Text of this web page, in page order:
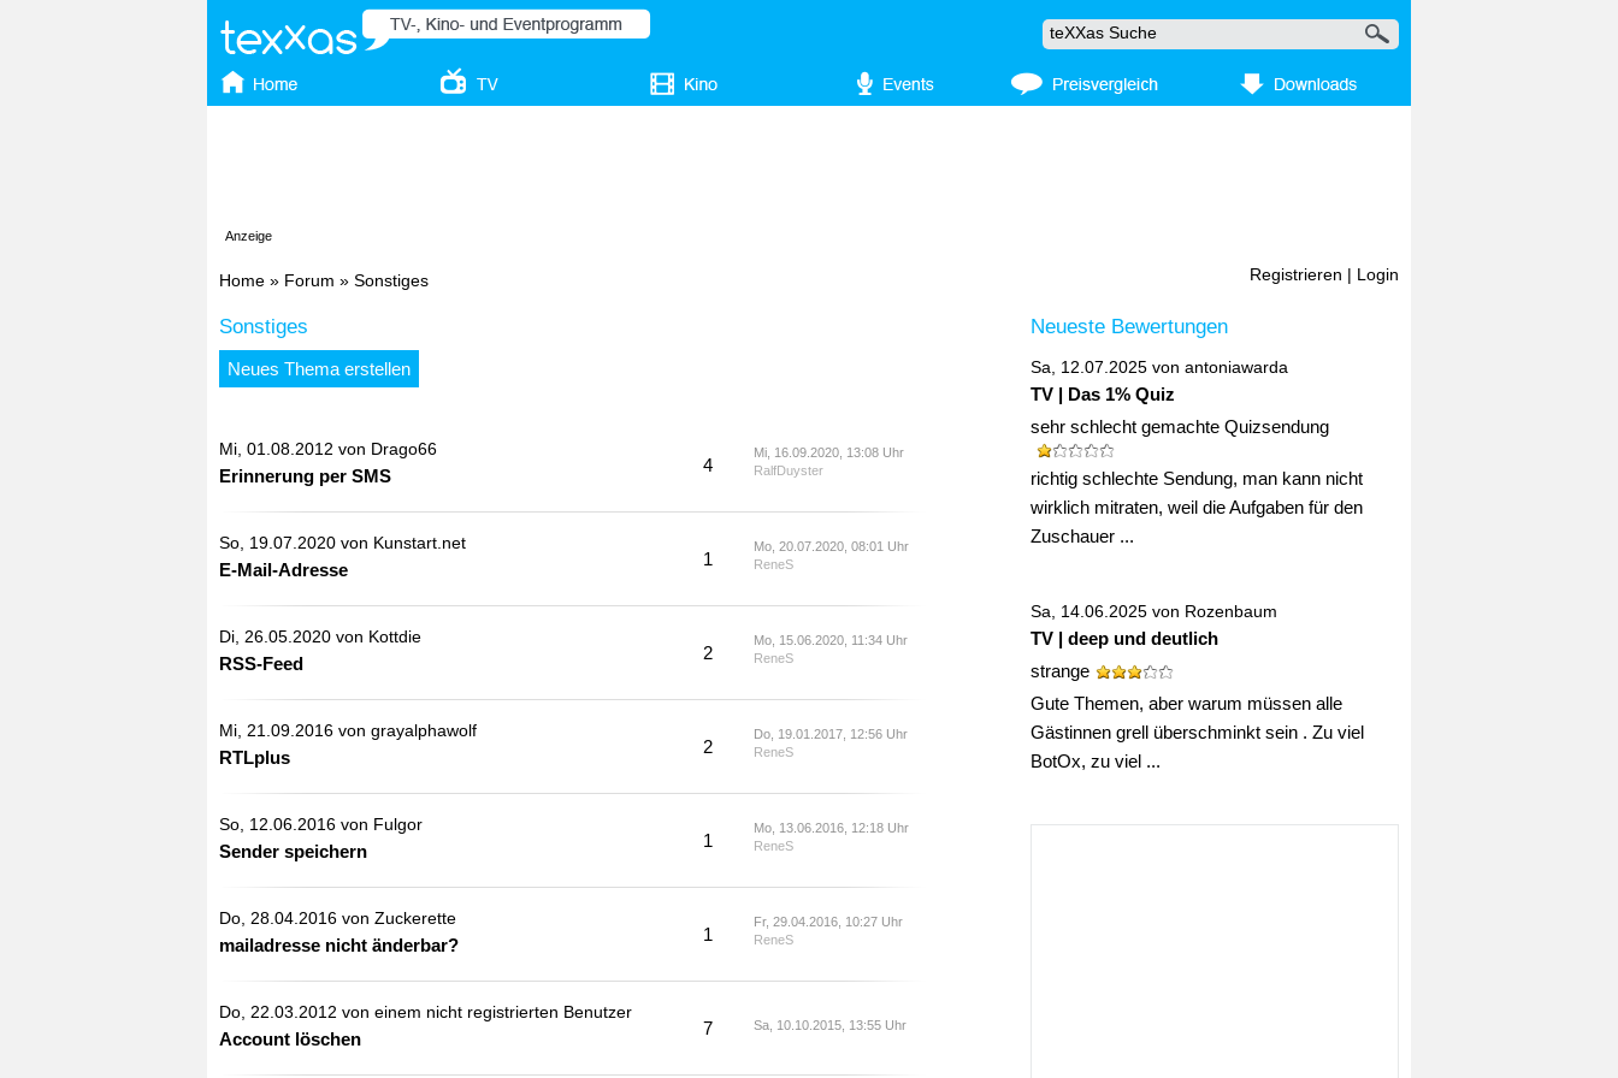
Anzeige
Home » Forum » Sonstiges Registrieren Login
Sonstiges
Neues Thema erstellen
Mi, 01.08.2012 von Drago66
Erinnerung per SMS
4
Mi, 16.09.2020, 13:08 Uhr
RalfDuyster
So, 19.07.2020 von Kunstart.net
E-Mail-Adresse
1
Mo, 20.07.2020, 08:01 Uhr
ReneS
Di, 26.05.2020 von Kottdie
RSS-Feed
2
Mo, 15.06.2020, 11:34 Uhr
ReneS
Mi, 21.09.2016 von grayalphawolf
RTLplus
2
Do, 19.01.2017, 12:56 Uhr
ReneS
So, 12.06.2016 von Fulgor
Sender speichern
1
Mo, 13.06.2016, 12:18 Uhr
ReneS
Do, 28.04.2016 von Zuckerette
mailadresse nicht änderbar?
1
Fr, 29.04.2016, 10:27 Uhr
ReneS
Do, 22.03.2012 von einem nicht registrierten Benutzer
Account löschen
7 Sa, 10.10.2015, 13:55 Uhr
Neueste Bewertungen
Sa, 12.07.2025 von antoniawarda
TV | Das 1% Quiz
sehr schlecht gemachte Quizsendung
richtig schlechte Sendung, man kann nicht
wirklich mitraten, weil die Aufgaben für den
Zuschauer ...
Sa, 14.06.2025 von Rozenbaum
TV | deep und deutlich
strange
Gute Themen, aber warum müssen alle
Gästinnen grell überschminkt sein . Zu viel
BotOx, zu viel ...